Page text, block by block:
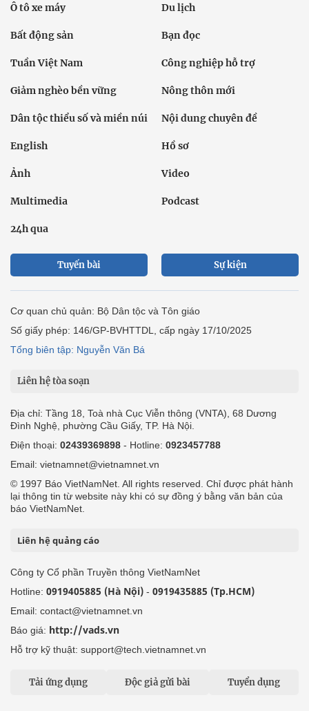
Ô tô xe máy Du lịch
Bất động sản Bạn đọc
Tuần Việt Nam Công nghiệp hỗ trợ
Giảm nghèo bền vững Nông thôn mới
Dân tộc thiểu số và miền núi Nội dung chuyên đề
English Hồ sơ
Ảnh Video
Multimedia Podcast
24h qua
Tuyến bài Sự kiện
Cơ quan chủ quản: Bộ Dân tộc và Tôn giáo
Số giấy phép: 146/GP-BVHTTDL, cấp ngày 17/10/2025
Tổng biên tập: Nguyễn Văn Bá
Liên hệ tòa soạn
Địa chỉ: Tầng 18, Toà nhà Cục Viễn thông (VNTA), 68 Dương
Đình Nghệ, phường Cầu Giấy, TP. Hà Nội.
Điện thoại: 02439369898 - Hotline: 0923457788
Email: vietnamnet@vietnamnet.vn
© 1997 Báo VietNamNet. All rights reserved. Chỉ được phát hành
lại thông tin từ website này khi có sự đồng ý bằng văn bản của
báo VietNamNet.
Liên hệ quảng cáo
Công ty Cổ phần Truyền thông VietNamNet
Hotline: 0919405885 (Hà Nội) - 0919435885 (Tp.HCM)
Email: contact@vietnamnet.vn
Báo giá: http://vads.vn
Hỗ trợ kỹ thuật: support@tech.vietnamnet.vn
Tải ứng dụng Độc giả gửi bài Tuyển dụng